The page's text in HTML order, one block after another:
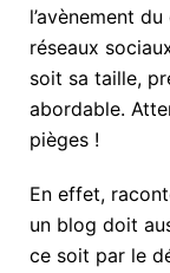
l’avènement
réseaux
soit sa taille,
abordable.
pièges !
En effet,
un blog doit
ce soit par le